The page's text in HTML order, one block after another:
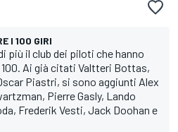
I 100 GIRI
più il club dei piloti che hanno
Ai già citati Valtteri Bottas,
Piastri, si sono aggiunti Alex
Pierre Gasly, Lando
Frederik Vesti, Jack Doohan e